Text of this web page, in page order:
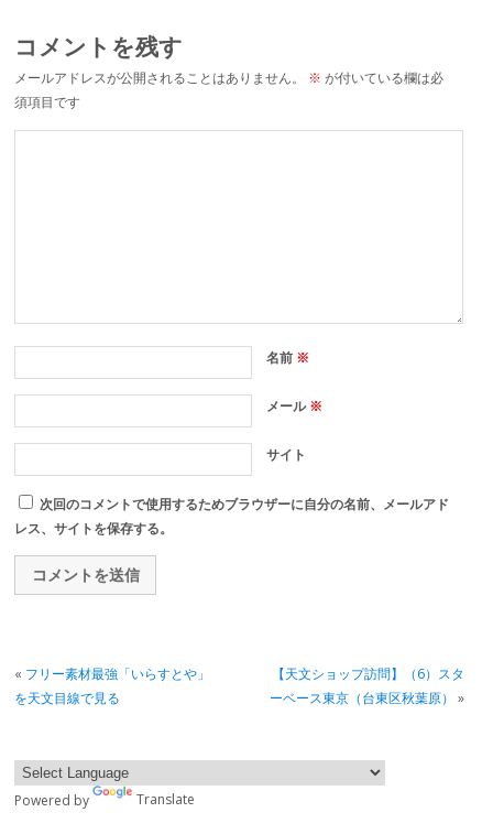
コメントを残す
メールアドレスが公開されることはありません。 ※ が付いている欄は必
須項目です
名前 ※
メール※
サイト
次回のコメントで使用するためブラウザーに自分の名前、メールアド
レス、サイトを保存する。
« フリー素材最強「いらすとや」
を天文目線で見る
【天文ショップ訪問】（6）スタ
ーベース東京（台東区秋葉原） »
Powered by Translate